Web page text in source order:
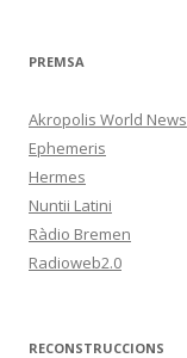
PREMSA
Akropolis World News
Ephemeris
Hermes
Nuntii Latini
Ràdio Bremen
Radioweb2.0
RECONSTRUCCIONS